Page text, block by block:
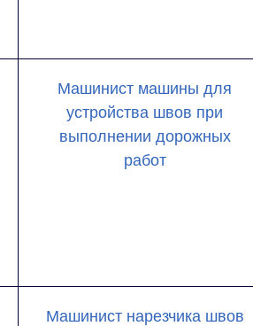
Машинист машины для
устройства швов при
выполнении дорожных
работ
Машинист нарезчика швов